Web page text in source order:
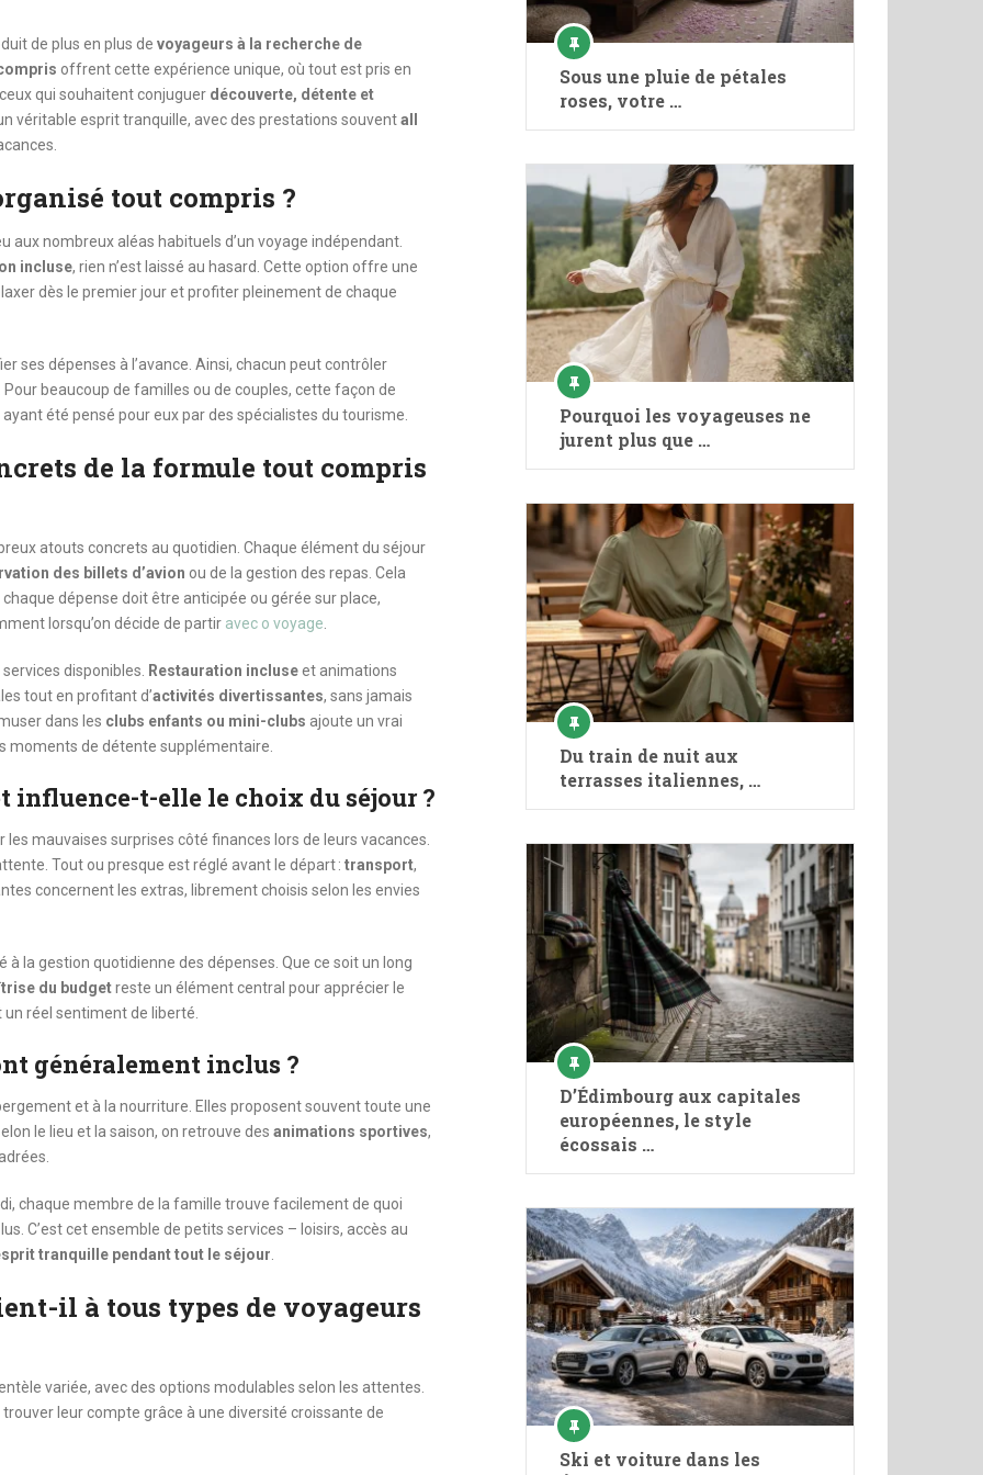
de plus en plus de voyageurs à la recherche de
offrent cette expérience unique, où tout est pris en
qui souhaitent conjuguer découverte, détente et
véritable esprit tranquille, avec des prestations souventall
tout compris ?
aux nombreux aléas habituels d’un voyage indépendant.
incluse, rien n’est laissé au hasard. Cette option offre une
dès le premier jour et profiter pleinement de chaque
ses dépenses à l’avance. Ainsi, chacun peut contrôler
beaucoup de familles ou de couples, cette façon de
été pensé pour eux par des spécialistes du tourisme.
de la formule tout compris
atouts concrets au quotidien. Chaque élément du séjour
des billets d’avion ou de la gestion des repas. Cela
dépense doit être anticipée ou gérée sur place,
lorsqu’on décide de partir avec o voyage
disponibles. Restauration incluseet animations
tout en profitant d’activités divertissantes, sans jamais
dans les clubs enfants ou mini-clubs ajoute un vrai
moments de détente supplémentaire.
influence-t-elle le choix du séjour ?
mauvaises surprises côté finances lors de leurs vacances.
Tout ou presque est réglé avant le départ : transport,
concernent les extras, librement choisis selon les envies
la gestion quotidienne des dépenses. Que ce soit un long
du budgetreste un élément central pour apprécier le
réel sentiment de liberté.
généralement inclus ?
et à la nourriture. Elles proposent souvent toute une
le lieu et la saison, on retrouve des animations sportives,
chaque membre de la famille trouve facilement de quoi
C’est cet ensemble de petits services – loisirs, accès au
tranquille pendant tout le séjour
il à tous types de voyageurs
variée, avec des options modulables selon les attentes.
leur compte grâce à une diversité croissante de
Sous une pluie de pétales
roses, votre …
Pourquoi les voyageuses ne
jurent plus que …
Du train de nuit aux
terrasses italiennes, …
D’Édimbourg aux capitales
européennes, le style
écossais …
Ski et voiture dans les